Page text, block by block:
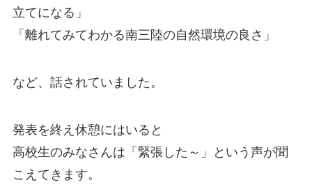
立てになる」
「離れてみてわかる南三陸の自然環境の良さ」
など、話されていました。
発表を終え休憩にはいると
高校生のみなさんは「緊張した～」という声が聞
こえてきます。